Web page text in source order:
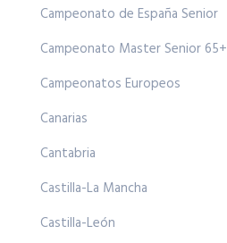
Campeonato de España Senior
Campeonato Master Senior 65+
Campeonatos Europeos
Canarias
Cantabria
Castilla-La Mancha
Castilla-León